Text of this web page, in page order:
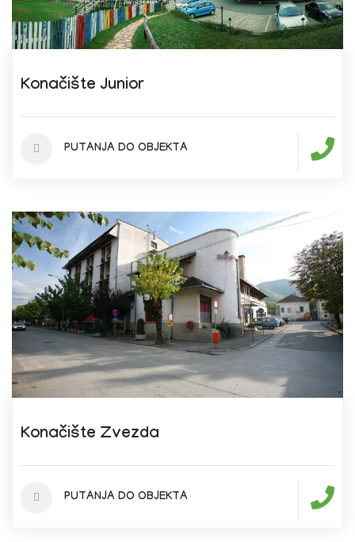
Konačište Junior
PUTANJA DO OBJEKTA
Konačište Zvezda
PUTANJA DO OBJEKTA